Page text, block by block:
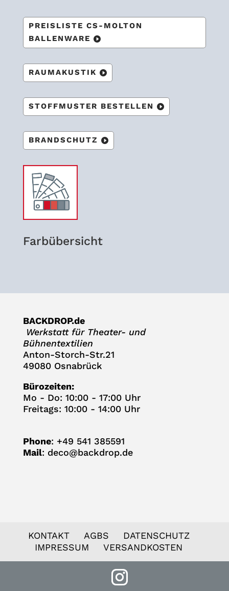
PREIS­LISTE CS-MOL­TON
BALLENWARE
RAUM­AKUS­TIK
STOFF­MUS­TER BESTELLEN
BRAND­SCHUTZ
Farb­über­sicht
BACKDROP.de
Werk­statt für Thea­ter- und
Bühnentextilien
Anton-Storch-Str.21
49080 Osnabrück
Büro­zei­ten:
Mo - Do: 10:00 - 17:00 Uhr
Frei­tags: 10:00 - 14:00 Uhr
Phone: +49 541 385591
Mail: deco@backdrop.de
KON­TAKT AGBS
DATEN­SCHUTZ
IMPRES­SUM
VER­SAND­KOS­TEN